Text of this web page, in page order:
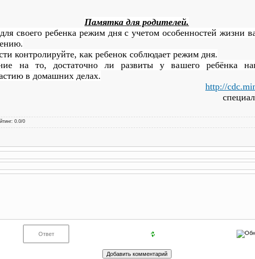
Памятка для родителей.
для своего ребенка режим дня с учетом особенностей жизни
контролируйте, как ребенок соблюдает режим дня.
на то, достаточно ли развиты у вашего ребёнка
в домашних делах.
http://
: 0.0/0